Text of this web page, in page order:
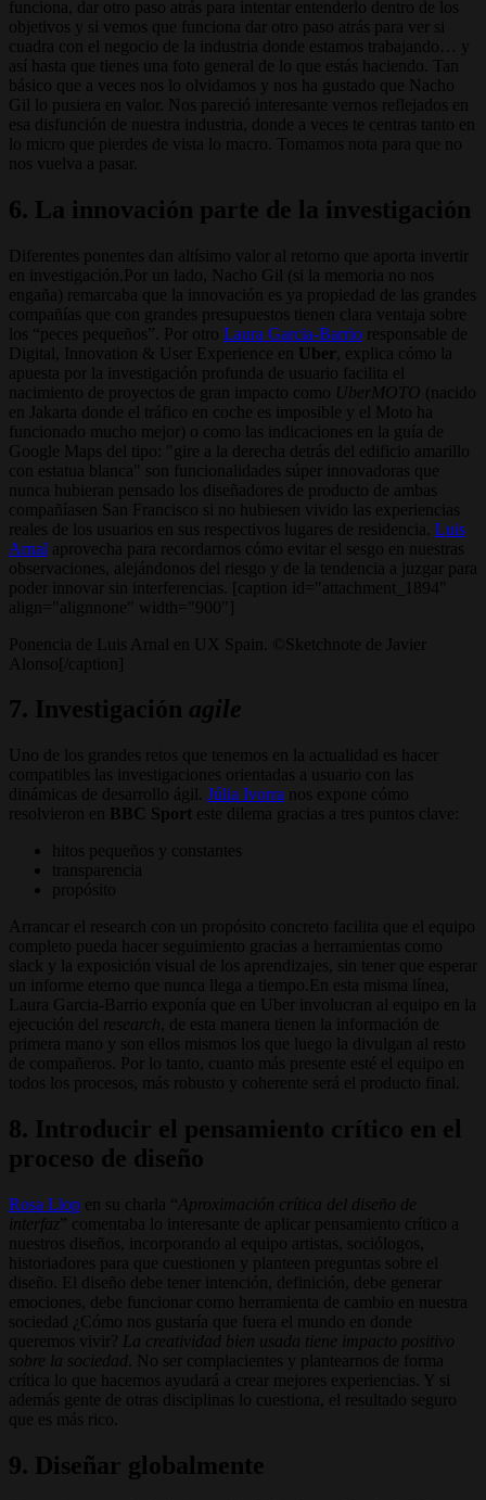
funciona, dar otro paso atrás para intentar entenderlo dentro de los
objetivos y si vemos que funciona dar otro paso atrás para ver si
cuadra con el negocio de la industria donde estamos trabajando… y
así hasta que tienes una foto general de lo que estás haciendo. Tan
básico que a veces nos lo olvidamos y nos ha gustado que Nacho
Gil lo pusiera en valor. Nos pareció interesante vernos reflejados en
esa disfunción de nuestra industria, donde a veces te centras tanto en
lo micro que pierdes de vista lo macro. Tomamos nota para que no
nos vuelva a pasar.
6. La innovación parte de la investigación
Diferentes ponentes dan altísimo valor al retorno que aporta invertir
en investigación.Por un lado, Nacho Gil (si la memoria no nos
engaña) remarcaba que la innovación es ya propiedad de las grandes
compañías que con grandes presupuestos tienen clara ventaja sobre
los “peces pequeños”. Por otro Laura Garcia-Barrio responsable de
Digital, Innovation & User Experience en
Uber
, explica cómo la
apuesta por la investigación profunda de usuario facilita el
nacimiento de proyectos de gran impacto como UberMOTO (nacido
en Jakarta donde el tráfico en coche es imposible y el Moto ha
funcionado mucho mejor) o como las indicaciones en la guía de
Google Maps del tipo: "gire a la derecha detrás del edificio amarillo
con estatua blanca" son funcionalidades súper innovadoras que
nunca hubieran pensado los diseñadores de producto de ambas
compañíasen San Francisco si no hubiesen vivido las experiencias
reales de los usuarios en sus respectivos lugares de residencia. Luis
Arnal aprovecha para recordarnos cómo evitar el sesgo en nuestras
observaciones, alejándonos del riesgo y de la tendencia a juzgar para
poder innovar sin interferencias. [caption id="attachment_1894"
align="alignnone" width="900"]
Ponencia de Luis Arnal en UX Spain. ©Sketchnote de Javier
Alonso[/caption]
7. Investigación agile
Uno de los grandes retos que tenemos en la actualidad es hacer
compatibles las investigaciones orientadas a usuario con las
dinámicas de desarrollo ágil. Júlia Ivorra nos expone cómo
resolvieron en
BBC Sport este dilema gracias a tres puntos clave:
hitos pequeños y constantes
transparencia
propósito
Arrancar el research con un propósito concreto facilita que el equipo
completo pueda hacer seguimiento gracias a herramientas como
slack y la exposición visual de los aprendizajes, sin tener que esperar
un informe eterno que nunca llega a tiempo.En esta misma línea,
Laura Garcia-Barrio exponía que en Uber involucran al equipo en la
ejecución del research , de esta manera tienen la información de
primera mano y son ellos mismos los que luego la divulgan al resto
de compañeros. Por lo tanto, cuanto más presente esté el equipo en
todos los procesos, más robusto y coherente será el producto final.
8. Introducir el pensamiento crítico en el
proceso de diseño
Rosa Llop en su charla “
Aproximación crítica del diseño de
interfaz” comentaba lo interesante de aplicar pensamiento crítico a
nuestros diseños, incorporando al equipo artistas, sociólogos,
historiadores para que cuestionen y planteen preguntas sobre el
diseño. El diseño debe tener intención, definición, debe generar
emociones, debe funcionar como herramienta de cambio en nuestra
sociedad ¿Cómo nos gustaría que fuera el mundo en donde
queremos vivir? La creatividad bien usada tiene impacto positivo
sobre la sociedad . No ser complacientes y plantearnos de forma
crítica lo que hacemos ayudará a crear mejores experiencias. Y si
además gente de otras disciplinas lo cuestiona, el resultado seguro
que es más rico.
9. Diseñar globalmente